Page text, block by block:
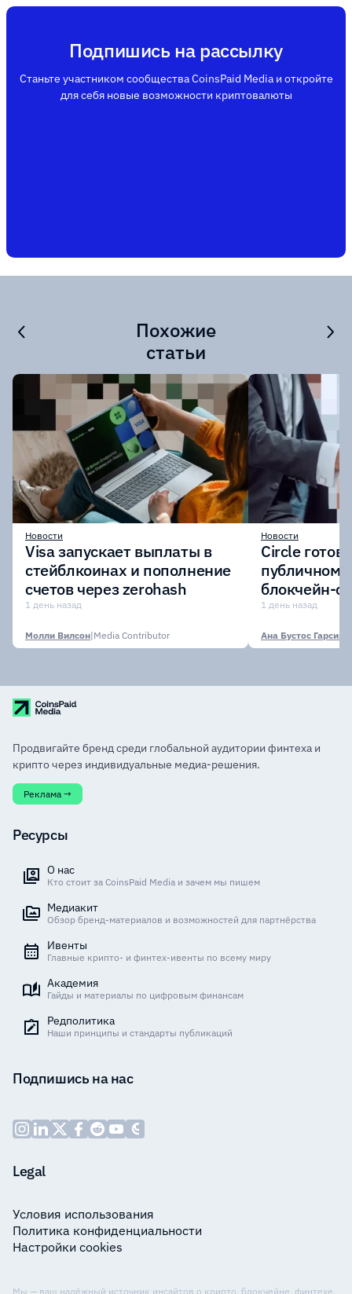
Подпишись на рассылку
Станьте участником сообщества CoinsPaid Media и откройте
для себя новые возможности криптовалюты
Похожие
статьи
Новости
Visa запускает выплаты в
стейблкоинах и пополнение
счетов через zerohash
1 день назад
Молли Вилсон|Media Contributor
Новости
Circle
публичному
блокчейн-
участии
1 день назад
Ана Бустос Гарсия
Продвигайте бренд среди глобальной аудитории финтеха и
крипто через индивидуальные медиа-решения.
Реклама →
Ресурсы
О нас
Кто стоит за CoinsPaid Media и зачем мы пишем
Медиакит
Обзор бренд-материалов и возможностей для партнёрства
Ивенты
Главные крипто- и финтех-ивенты по всему миру
Академия
Гайды и материалы по цифровым финансам
Редполитика
Наши принципы и стандарты публикаций
Подпишись на нас
Legal
Условия использования
Политика конфиденциальности
Настройки cookies
Мы — ваш надёжный источник инсайтов о крипто, блокчейне, финтехе,